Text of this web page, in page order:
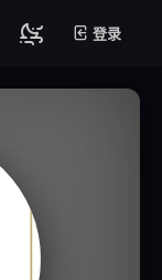
登录